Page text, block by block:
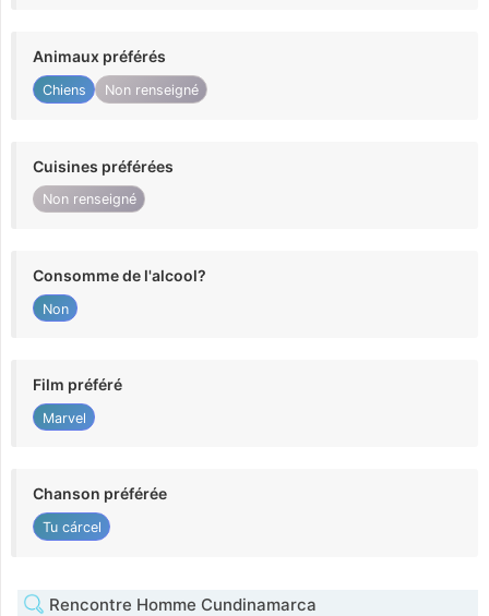
Animaux préférés
Chiens Non renseigné
Cuisines préférées
Non renseigné
Consomme de l'alcool?
Non
Film préféré
Marvel
Chanson préférée
Tu cárcel
Rencontre Homme Cundinamarca